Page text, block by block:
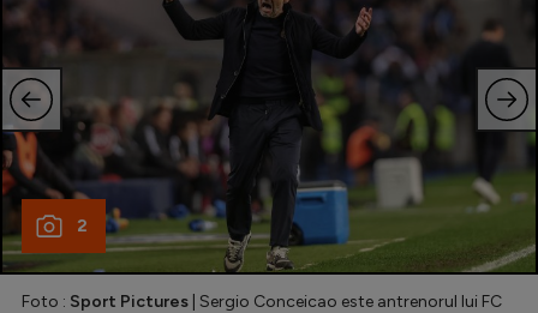
2
Foto : Sport Pictures | Sergio Conceicao este antrenorul lui FC